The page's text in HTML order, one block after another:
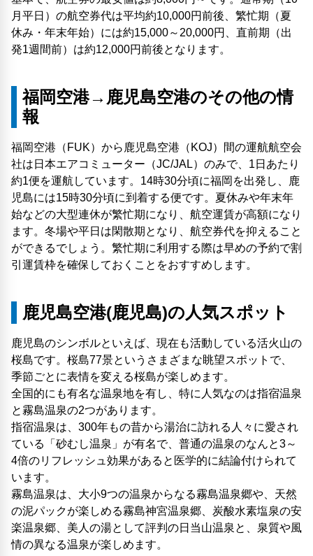
月平日）の航空券代は平均約10,000円前後、繁忙期（夏
休み・年末年始）には約15,000～20,000円、直前期（出
発1週間前）は約12,000円前後となります。
福岡空港→鹿児島空港のその他の情
報
福岡空港（FUK）から鹿児島空港（KOJ）間の運航航空会
社は日本エアコミューター（JC/JAL）のみで、1日あたり
約1便を運航しています。14時30分頃に福岡を出発し、鹿
児島には15時30分頃に到着する便です。夏休みや年末年
始などの大型連休が繁忙期になり、航空運賃が高額になり
ます。冬場や平日は閑散期となり、航空券代を抑えること
ができるでしょう。繁忙期に利用する際は早めの予約で割
引運賃枠を確保しておくことをおすすめします。
鹿児島空港(鹿児島)の人気スポット
鹿児島のシンボルといえば、現在も活動している活火山の
桜島です。桜島77景というさまざまな眺望スポットで、
季節ごとに表情を変える桜島が楽しめます。
全国的にも有名な温泉地を有し、特に人気なのは指宿温泉
と霧島温泉の2つがあります。
指宿温泉は、300年もの昔から湯治に訪れる人々に愛され
ている「砂むし温泉」が有名で、普通の温泉のなんと3～
4倍のリフレッシュ効果があると医学的に結論付けられて
います。
霧島温泉は、大小9つの温泉からなる霧島温泉郷や、天然
の泥パックが楽しめる霧島神宮温泉郷、炭酸水素塩泉の安
楽温泉郷、美人の湯として評判の日当山温泉と、泉質や風
情の異なる温泉が楽しめます。